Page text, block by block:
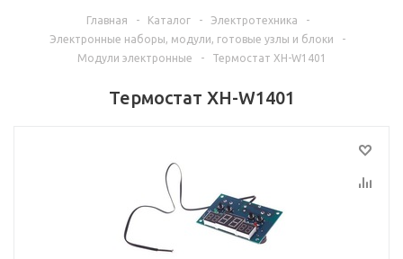
Главная - Каталог - Электротехника
-
Электронные наборы, модули, готовые узлы и блоки
-
Модули электронные
- Термостат XH-W1401
Термостат XH-W1401